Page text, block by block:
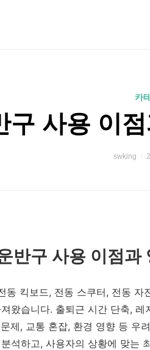
카
구 사용 이
swking
반구 사용 이점과
동 킥보드, 전동 스쿠터, 전동
왔습니다. 출퇴근 시간 단축,
제, 교통 혼잡, 환경 영향 등 우
석하고, 사용자의 상황에 맞는